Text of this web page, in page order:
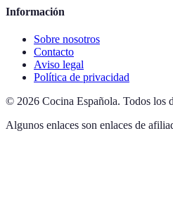
Información
Sobre nosotros
Contacto
Aviso legal
Política de privacidad
© 2026 Cocina Española. Todos los
Algunos enlaces son enlaces de